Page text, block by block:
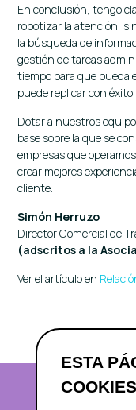
ESTA
COOKIES
En conclusión, tengo
robotizar la atención,
la búsqueda de
gestión de tareas
tiempo para que pueda
puede replicar con
Dotar a nuestros
base sobre la que se
empresas que
crear mejores
cliente.
Simón Herruzo
Director Comercial de
(adscritos a la
Ver el artículo en